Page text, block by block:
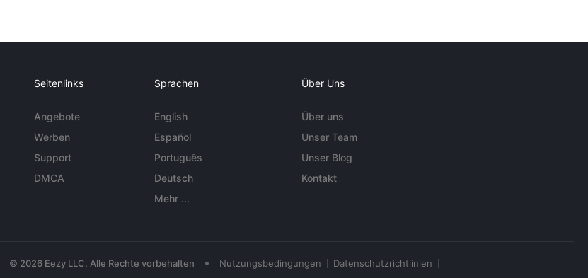
Seitenlinks
Angebote
Werben
Support
DMCA
Sprachen
English
Español
Português
Deutsch
Mehr ...
Über Uns
Über uns
Unser Team
Unser Blog
Kontakt
© 2026 Eezy LLC. Alle Rechte vorbehalten • Nutzungsbedingungen Datenschutzrichtlinien